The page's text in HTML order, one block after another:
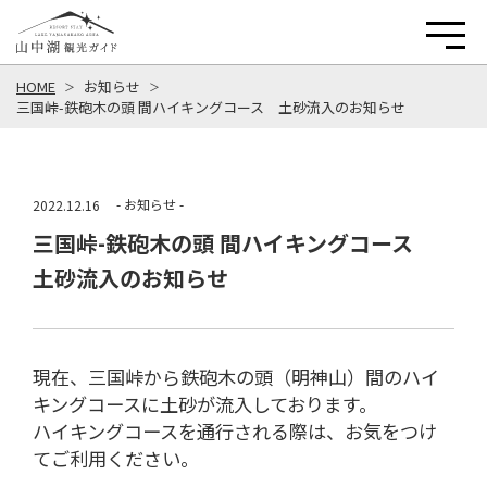
HOME
お知らせ
三国峠-鉄砲木の頭 間ハイキングコース 土砂流入のお知らせ
2022.12.16 - お知らせ -
三国峠-鉄砲木の頭 間ハイキングコース
土砂流入のお知らせ
現在、三国峠から鉄砲木の頭（明神山）間のハイ
キングコースに土砂が流入しております。
ハイキングコースを通行される際は、お気をつけ
てご利用ください。